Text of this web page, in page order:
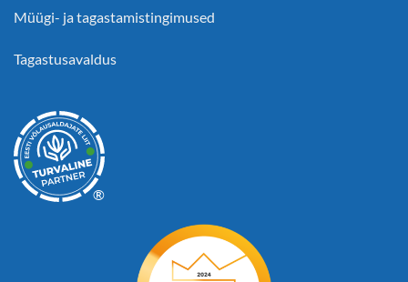
Müügi- ja tagastamistingimused
Tagastusavaldus
®